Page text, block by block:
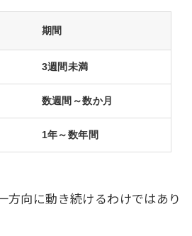
期間
3週間未満
数週間～数か月
1年～数年間
方向に動き続けるわけではあり